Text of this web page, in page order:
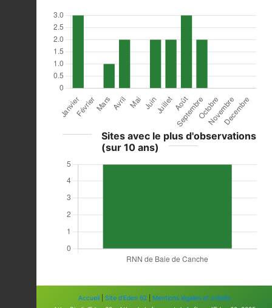
Sites avec le plus d'observations
(sur 10 ans)
Accueil| Site d'Eden 62|
Mentions légales et crédits